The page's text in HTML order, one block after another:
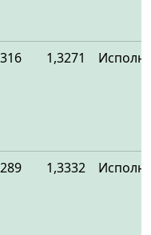
1,3271
1,3332